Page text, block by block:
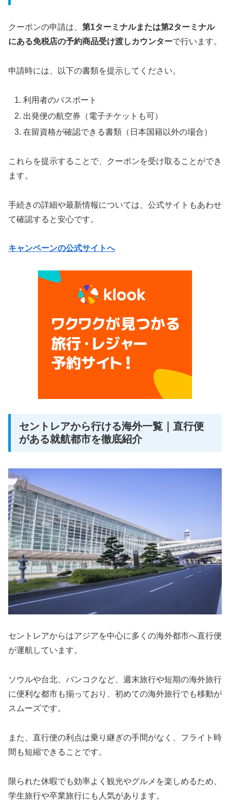
クーポンの申請は、 第1ターミナルまたは第2ターミナル
にある免税店の予約商品受け渡しカウンターで行います。
申請時には、以下の書類を提示してください。
利用者のパスポート
出発便の航空券（電子チケットも可）
在留資格が確認できる書類（日本国籍以外の場合）
これらを提示することで、クーポンを受け取ることができ
ます。
手続きの詳細や最新情報については、公式サイトもあわせ
て確認すると安心です。
キャンペーンの公式サイトへ
セントレアから行ける海外一覧｜直行便
がある就航都市を徹底紹介
セントレアからはアジアを中心に多くの海外都市へ直行便
が運航しています。
ソウルや台北、バンコクなど、週末旅行や短期の海外旅行
に便利な都市も揃っており、初めての海外旅行でも移動が
スムーズです。
また、直行便の利点は乗り継ぎの手間がなく、フライト時
間も短縮できることです。
限られた休暇でも効率よく観光やグルメを楽しめるため、
学生旅行や卒業旅行にも人気があります。